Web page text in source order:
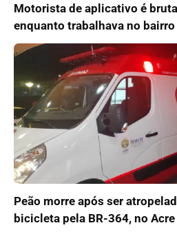
Motorista de aplicativo é
enquanto trabalhava no
Peão morre após ser
bicicleta pela BR-364, no Acre